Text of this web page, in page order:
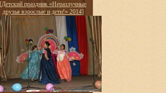
[Детский праздник «Неразлучные
друзья взрослые и дети!» 2014]